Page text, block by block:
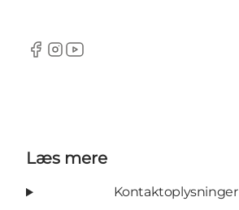
Facebook
Instagram
YouTube
Læs mere
Kontaktoplysninger